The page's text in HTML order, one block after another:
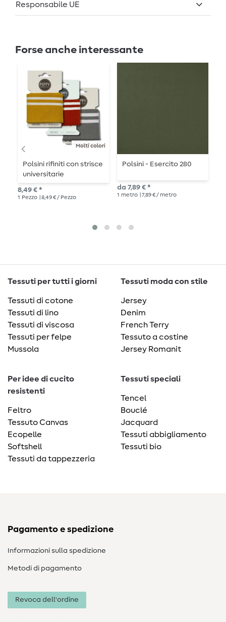
Responsabile UE
Forse anche interessante
Molti colori
Polsini rifiniti con strisce
universitarie
8,49 € *
1 Pezzo | 8,49 € / Pezzo
Polsini - Esercito 280
da 7,89 € *
1 metro | 7,89 € / metro
Tessuti per tutti i giorni
Tessuti di cotone
Tessuti di lino
Tessuti di viscosa
Tessuti per felpe
Mussola
Tessuti moda con stile
Jersey
Denim
French Terry
Tessuto a costine
Jersey Romanit
Per idee di cucito
resistenti
Feltro
Tessuto Canvas
Ecopelle
Softshell
Tessuti da tappezzeria
Tessuti speciali
Tencel
Bouclé
Jacquard
Tessuti abbigliamento
Tessuti bio
Pagamento e spedizione
Informazioni sulla spedizione
Metodi di pagamento
Revoca dell'ordine